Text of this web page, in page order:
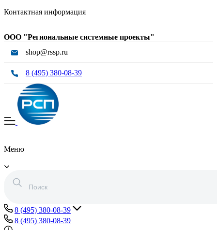
Контактная информация
ООО "Региональные системные проекты"
shop@rssp.ru
8 (495) 380-08-39
Меню
8 (495) 380-08-39
8 (495) 380-08-39